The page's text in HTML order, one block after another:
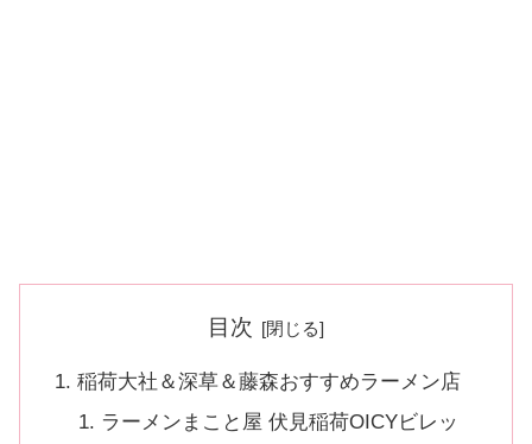
目次
稲荷大社＆深草＆藤森おすすめラーメン店
ラーメンまこと屋 伏見稲荷OICYビレッ